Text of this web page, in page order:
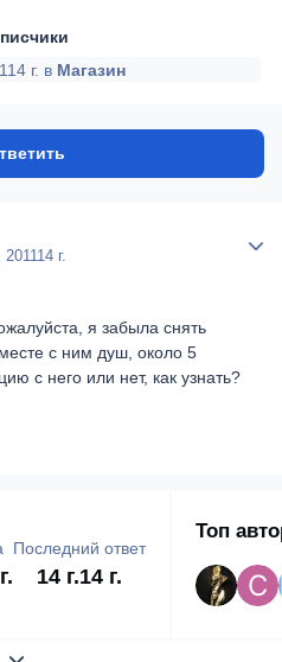
14 г. в Магазин
201114 г.
я забыла снять
с ним душ, около 5
с него или нет, как узнать?
Последний ответ
14 г.14 г.
Топ